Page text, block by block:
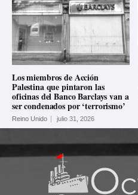
Los miembros de Acción
Palestina que pintaron las
oficinas del Banco Barclays van a
ser condenados por ‘terrorismo’
Reino Unido julio 31, 2026